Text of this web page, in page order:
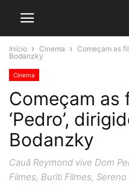
Início Cinema
Começam as
Bodanzky
Cinema
Começam as
‘Pedro’,
Bodanzky
Cauã Reymond vive Dom
Filmes, Buriti Filmes,